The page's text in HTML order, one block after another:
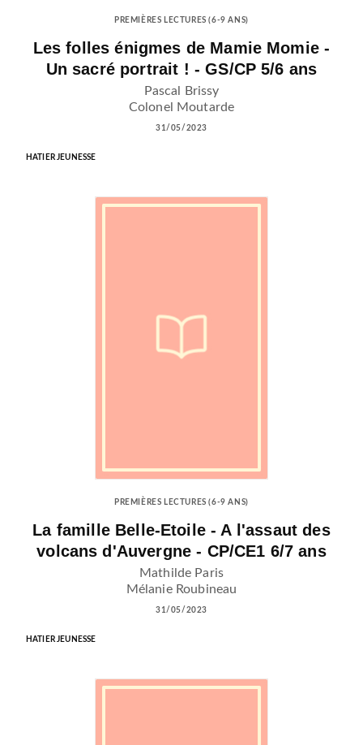
PREMIÈRES LECTURES (6-9 ANS)
Les folles énigmes de Mamie Momie -
Un sacré portrait ! - GS/CP 5/6 ans
Pascal Brissy
Colonel Moutarde
31/05/2023
HATIER JEUNESSE
PREMIÈRES LECTURES (6-9 ANS)
La famille Belle-Etoile - A l'assaut des
volcans d'Auvergne - CP/CE1 6/7 ans
Mathilde Paris
Mélanie Roubineau
31/05/2023
HATIER JEUNESSE